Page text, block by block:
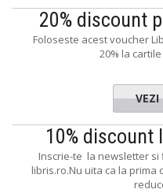
20% discount
Foloseste acest voucher
20% la
VEZI
10% discount
Inscrie-te la newsletter
libris.ro.Nu uita ca la